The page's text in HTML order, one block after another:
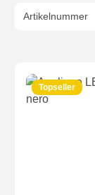
Topseller